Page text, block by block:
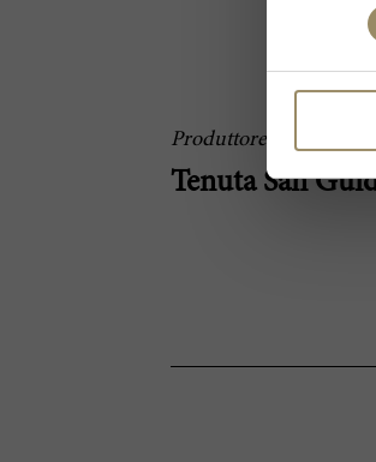
le
Produttore
Tenuta San